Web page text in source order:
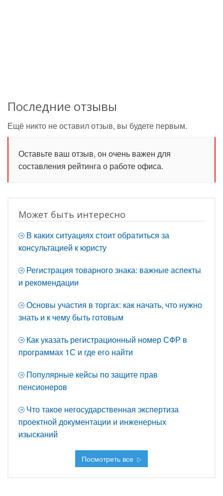
Последние отзывы
Ещё никто не оставил отзыв, вы будете первым.
Оставьте ваш отзыв, он очень важен для
составления рейтинга о работе офиса.
Может быть интересно
В каких ситуациях стоит обратиться за
консультацией к юристу
Регистрация товарного знака: важные аспекты
и рекомендации
Основы участия в торгах: как начать, что нужно
знать и к чему быть готовым
Как указать регистрационный номер СФР в
программах 1С и где его найти
Популярные кейсы по защите прав
пенсионеров
Что такое негосударственная экспертиза
проектной документации и инженерных
изысканий
Посмотреть все